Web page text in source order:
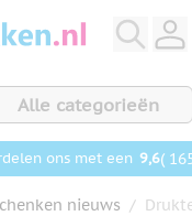
Alle categorieën
ons met een 9,6(
nieuws /